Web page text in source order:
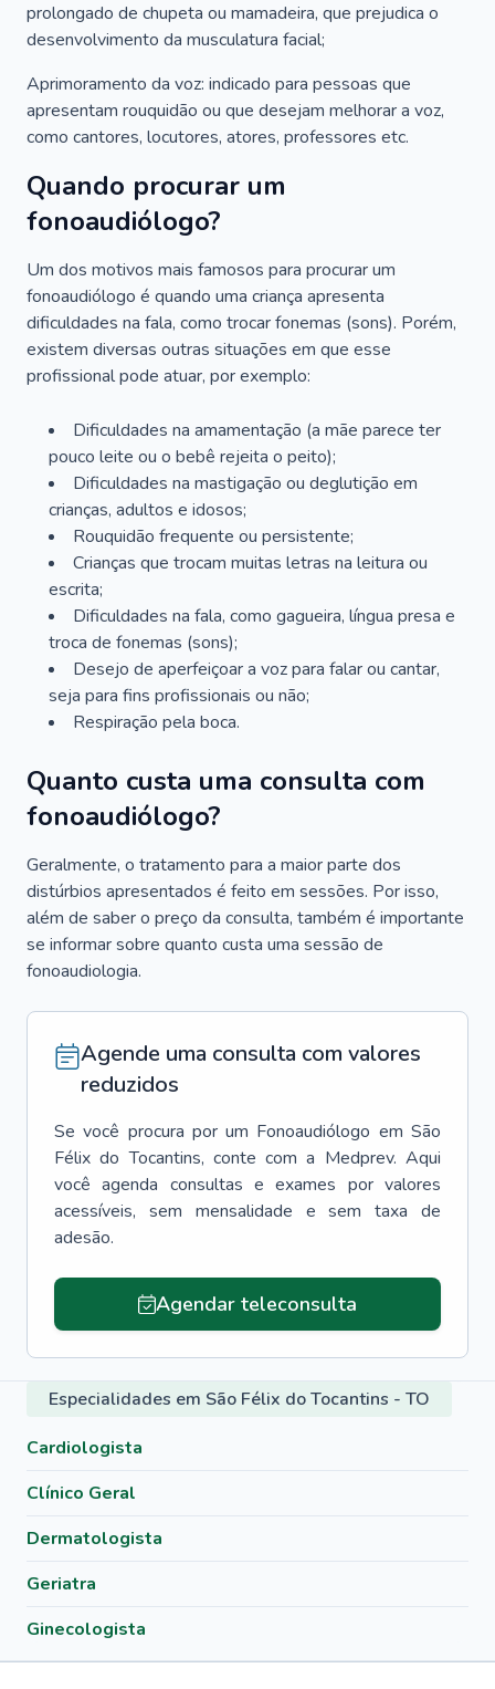
prolongado de chupeta ou mamadeira, que prejudica o
desenvolvimento da musculatura facial;
Aprimoramento da voz: indicado para pessoas que
apresentam rouquidão ou que desejam melhorar a voz,
como cantores, locutores, atores, professores etc.
Quando procurar um
fonoaudiólogo?
Um dos motivos mais famosos para procurar um
fonoaudiólogo é quando uma criança apresenta
dificuldades na fala, como trocar fonemas (sons). Porém,
existem diversas outras situações em que esse
profissional pode atuar, por exemplo:
Dificuldades na amamentação (a mãe parece ter
pouco leite ou o bebê rejeita o peito);
Dificuldades na mastigação ou deglutição em
crianças, adultos e idosos;
Rouquidão frequente ou persistente;
Crianças que trocam muitas letras na leitura ou
escrita;
Dificuldades na fala, como gagueira, língua presa e
troca de fonemas (sons);
Desejo de aperfeiçoar a voz para falar ou cantar,
seja para fins profissionais ou não;
Respiração pela boca.
Quanto custa uma consulta com
fonoaudiólogo?
Geralmente, o tratamento para a maior parte dos
distúrbios apresentados é feito em sessões. Por isso,
além de saber o preço da consulta, também é importante
se informar sobre quanto custa uma sessão de
fonoaudiologia.
Agende uma consulta com valores
reduzidos
Se você procura por um Fonoaudiólogo em São
Félix do Tocantins, conte com a Medprev. Aqui
você agenda consultas e exames por valores
acessíveis, sem mensalidade e sem taxa de
adesão.
Agendar teleconsulta
Especialidades em São Félix do Tocantins - TO
Cardiologista
Clínico Geral
Dermatologista
Geriatra
Ginecologista